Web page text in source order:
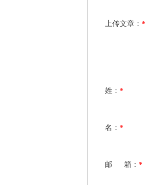
上传文章： *
姓： *
名： *
邮 箱： *